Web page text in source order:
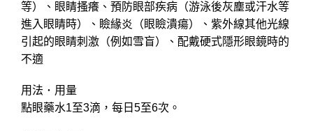
等）、眼睛搔癢、預防眼部疾病（游泳後灰塵或汗水等
進入眼睛時）、瞼緣炎（眼瞼潰瘍）、紫外線其他光線
引起的眼睛刺激（例如雪盲）、配戴硬式隱形眼鏡時的
不適
用法 ･ 用量
點眼藥水1至3滴，每日5至6次。